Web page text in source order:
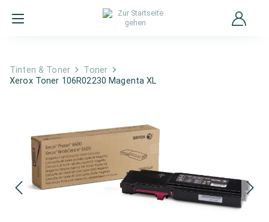
Tinten & Toner
Toner
Xerox Toner 106R02230 Magenta XL